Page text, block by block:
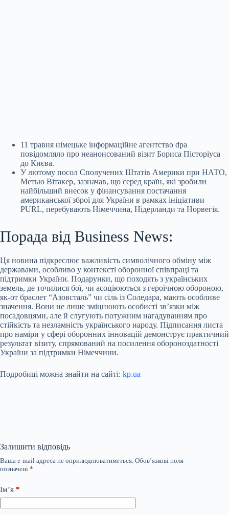
11 травня німецьке інформаційне агентство dpa
повідомляло про неанонсований візит Бориса Пісторіуса
до Києва.
У лютому посол Сполучених Штатів Америки при НАТО,
Метью Вітакер, зазначав, що серед країн, які зробили
найбільший внесок у фінансування постачання
американської зброї для України в рамках ініціативи
PURL, перебувають Німеччина, Нідерланди та Норвегія.
Порада від Business News:
Ця новина підкреслює важливість символічного обміну між
державами, особливо у контексті оборонної співпраці та
підтримки України. Подарунки, що походять з українських
земель, де точилися бої, чи асоціюються з героїчною обороною,
як-от браслет “Азовсталь” чи сіль із Соледара, мають особливе
значення. Вони не лише зміцнюють особисті зв’язки між
посадовцями, але й слугують потужним нагадуванням про
стійкість та незламність українського народу. Підписання листа
про наміри у сфері оборонних інновацій демонструє практичний
результат візиту, спрямований на посилення обороноздатності
України за підтримки Німеччини.
Подробиці можна знайти на сайті: kp.ua
Залишити відповідь
Ваша e-mail адреса не оприлюднюватиметься. Обов’язкові поля
позначені *
Ім’я *